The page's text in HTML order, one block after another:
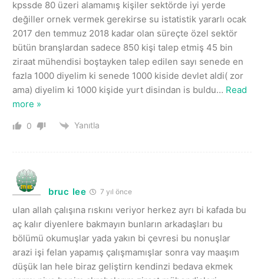
kpssde 80 üzeri alamamış kişiler sektörde iyi yerde
değiller ornek vermek gerekirse su istatistik yararlı ocak
2017 den temmuz 2018 kadar olan süreçte özel sektör
bütün branşlardan sadece 850 kişi talep etmiş 45 bin
ziraat mühendisi boştayken talep edilen sayı senede en
fazla 1000 diyelim ki senede 1000 kiside devlet aldi( zor
ama) diyelim ki 1000 kişide yurt disindan is buldu… Read
more »
0 Yanıtla
bruc lee 7 yıl önce
ulan allah çalışına rıskını veriyor herkez ayrı bi kafada bu
aç kalır diyenlere bakmayın bunların arkadaşları bu
bölümü okumuşlar yada yakın bi çevresi bu nonuşlar
arazi işi felan yapamış çalışmamışlar sonra vay maaşım
düşük lan hele biraz geliştirn kendinzi bedava ekmek